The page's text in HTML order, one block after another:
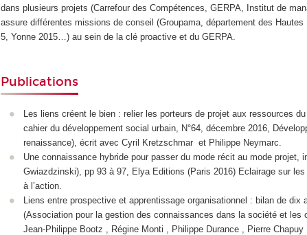
dans plusieurs projets (Carrefour des Compétences, GERPA, Institut de
assure différentes missions de conseil (Groupama, département des
5, Yonne 2015…) au sein de la clé proactive et du GERPA.
Publications
Les liens créent le bien : relier les porteurs de projet aux ressources
cahier du développement social urbain, N°64, décembre 2016,
renaissance), écrit avec Cyril Kretzschmar et Philippe Neymarc.
Une connaissance hybride pour passer du mode récit au mode projet,
Gwiazdzinski), pp 93 à 97, Elya Editions (Paris 2016) Eclairage sur
à l’action.
Liens entre prospective et apprentissage organisationnel : bilan de
(Association pour la gestion des connaissances dans la société et les
Jean-Philippe Bootz , Régine Monti , Philippe Durance , Pierre